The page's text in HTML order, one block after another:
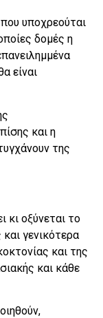
υποχρεούται
δομές η
είναι
και η
της
κι οξύνεται το
γενικότερα
και της
και κάθε